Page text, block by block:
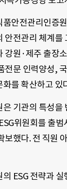
품안전관리인증
안전관리 체계를
강원·제주 출장
전문 인력양성,
화를 확산하고 있
은 기관의 특성을
위원회를 출
보했다. 전 직원
의 ESG 전략과